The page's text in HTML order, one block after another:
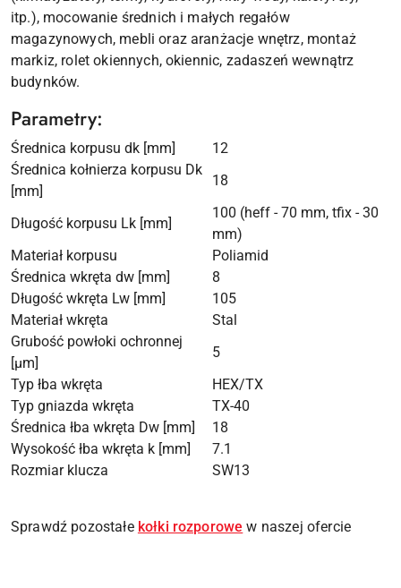
itp.), mocowanie średnich i małych regałów
magazynowych, mebli oraz aranżacje wnętrz, montaż
markiz, rolet okiennych, okiennic, zadaszeń wewnątrz
budynków.
Parametry:
Średnica korpusu dk [mm]
12
Średnica kołnierza korpusu Dk
[mm]
18
Długość korpusu Lk [mm]
100 (heff - 70 mm, tfix - 30
mm)
Materiał korpusu
Poliamid
Średnica wkręta dw [mm]
8
Długość wkręta Lw [mm]
105
Materiał wkręta
Stal
Grubość powłoki ochronnej
[µm]
5
Typ łba wkręta
HEX/TX
Typ gniazda wkręta
TX-40
Średnica łba wkręta Dw [mm]
18
Wysokość łba wkręta k [mm]
7.1
Rozmiar klucza
SW13
Sprawdź pozostałe kołki rozporowe w naszej ofercie